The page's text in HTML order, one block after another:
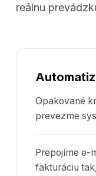
reálnu
Opakované
prevezme
Prepojíme e-
fakturáciu